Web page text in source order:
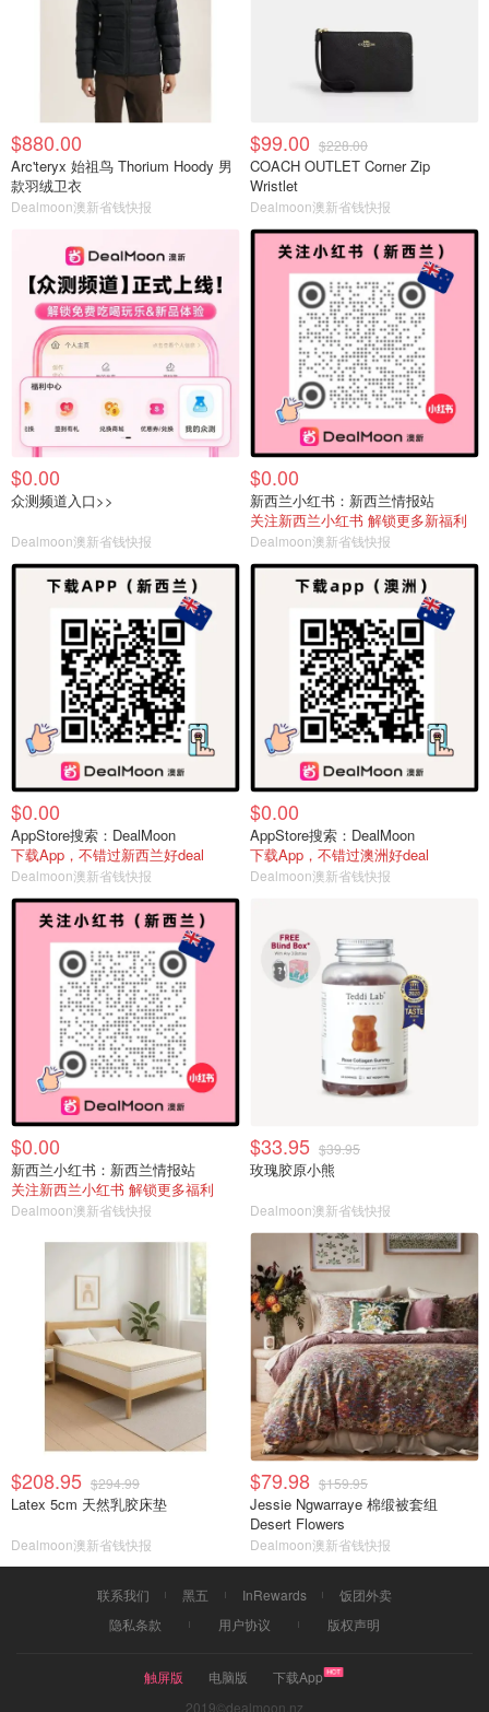
$880.00
Arc'teryx 始祖鸟 Thorium Hoody 男
款羽绒卫衣
Dealmoon澳新省钱快报
$99.00 $228.00
COACH OUTLET Corner Zip
Wristlet
Dealmoon澳新省钱快报
$0.00
众测频道入口>>
Dealmoon澳新省钱快报
$0.00
新西兰小红书：新西兰情报站
关注新西兰小红书 解锁更多新福利
Dealmoon澳新省钱快报
$0.00
AppStore搜索：DealMoon
下载App，不错过新西兰好deal
Dealmoon澳新省钱快报
$0.00
AppStore搜索：DealMoon
下载App，不错过澳洲好deal
Dealmoon澳新省钱快报
$0.00
新西兰小红书：新西兰情报站
关注新西兰小红书 解锁更多福利
Dealmoon澳新省钱快报
$33.95 $39.95
玫瑰胶原小熊
Dealmoon澳新省钱快报
$208.95 $294.99
Latex 5cm 天然乳胶床垫
Dealmoon澳新省钱快报
$79.98 $159.95
Jessie Ngwarraye 棉缎被套组
Desert Flowers
Dealmoon澳新省钱快报
联系我们 黑五 InRewards
饭团外卖
隐私条款
用户协议 版权声明
触屏版 电脑版
下载App
2019©dealmoon.nz